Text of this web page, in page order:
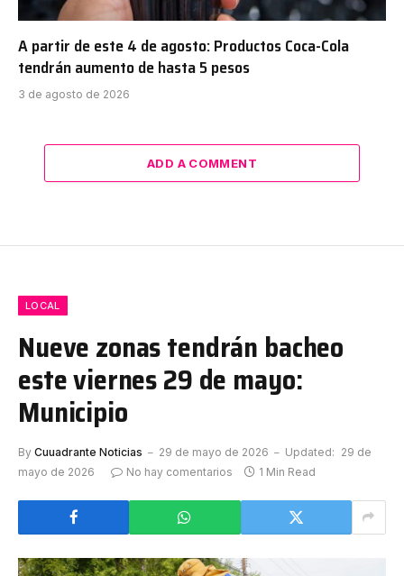
A partir de este 4 de agosto: Productos Coca-Cola
tendrán aumento de hasta 5 pesos
3 de agosto de 2026
ADD A COMMENT
LOCAL
Nueve zonas tendrán bacheo
este viernes 29 de mayo:
Municipio
By Cuuadrante Noticias 29 de mayo de 2026 Updated: 29 de
mayo de 2026
No hay comentarios 1 Min Read